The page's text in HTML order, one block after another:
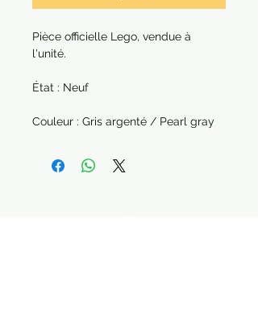
Pièce officielle Lego, vendue à
l'unité.
État : Neuf
Couleur : Gris argenté / Pearl gray